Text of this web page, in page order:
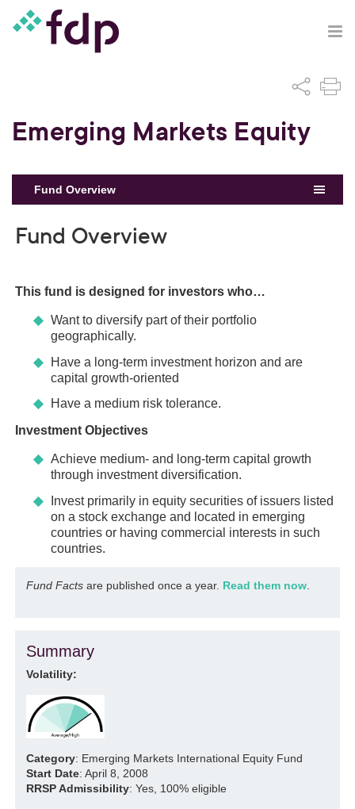
Emerging Markets Equity
Fund Overview
Fund Overview
This fund is designed for investors who…
Want to diversify part of their portfolio
geographically.
Have a long-term investment horizon and are
capital growth-oriented
Have a medium risk tolerance.
Investment Objectives
Achieve medium- and long-term capital growth
through investment diversification.
Invest primarily in equity securities of issuers listed
on a stock exchange and located in emerging
countries or having commercial interests in such
countries.
Fund Facts are published once a year. Read them now
Summary
Volatility:
Category: Emerging Markets International Equity Fund
Start Date: April 8, 2008
RRSP Admissibility: Yes, 100% eligible